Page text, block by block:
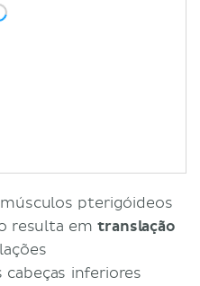
pterigóideos
resulta emtranslação
inferiores